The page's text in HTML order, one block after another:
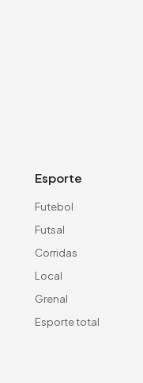
Esporte
Futebol
Futsal
Corridas
Local
Grenal
Esporte total